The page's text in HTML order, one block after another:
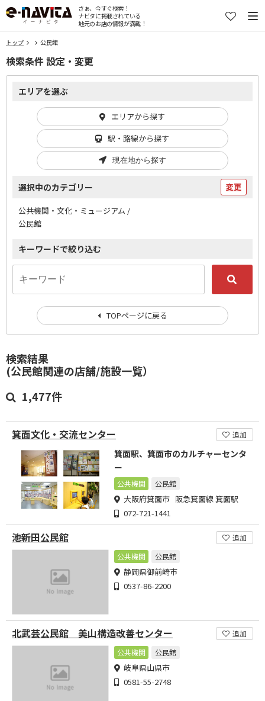
さぁ、今すぐ検索！
ナビタに掲載されている
地元のお店の情報が満載！
トップ 公民館
検索結果
(公民館関連の店舗/施設一覧）
1,477件
箕面文化・交流センター 追加
箕面駅、箕面市のカルチャーセンタ
ー
公共機関 公民館
大阪府箕面市 阪急箕面線 箕面駅
072-721-1441
池新田公民館
追加
公共機関
公民館
静岡県御前崎市
0537-86-2200
北武芸公民館 美山構造改善センター
追加
公共機関
公民館
岐阜県山県市
0581-55-2748
検索条件 設定・変更
エリアを選ぶ
エリアから探す
駅・路線から探す
現在地から探す
選択中のカテゴリー 変更
公共機関・文化・ミュージアム /
公民館
キーワードで絞り込む
TOPページに戻る